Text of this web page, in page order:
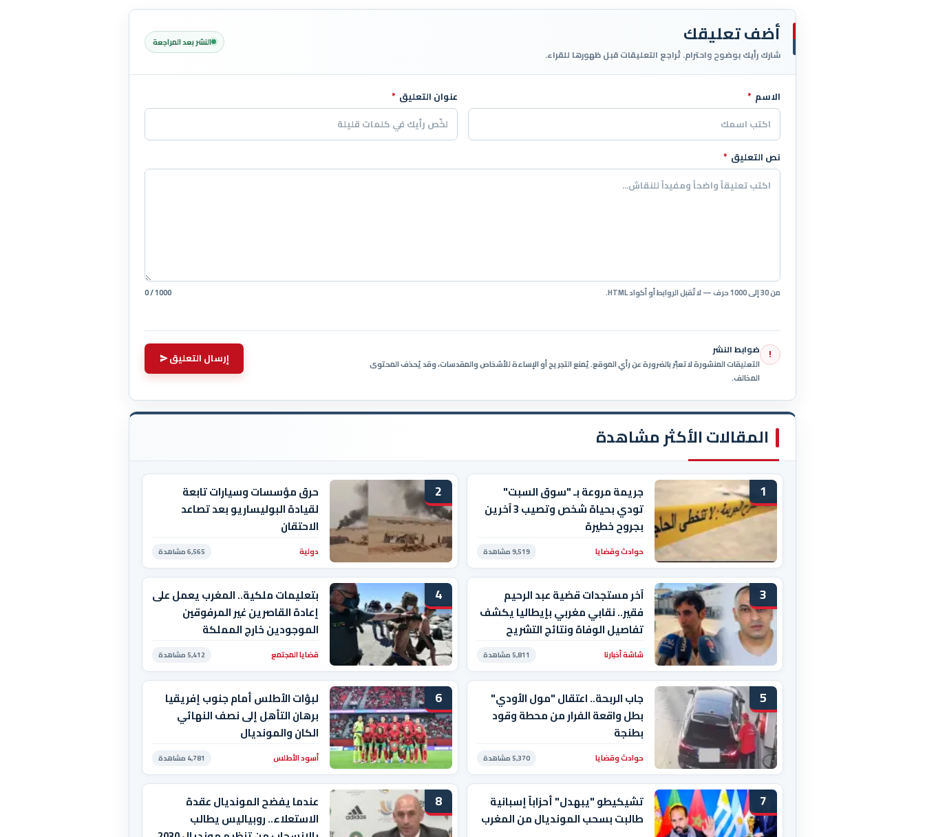
أضف تعليقك
شارك رأيك بوضوح واحترام. تُراجع التعليقات قبل ظهورها للقراء.
النشر بعد المراجعة
اترك هذا الحقل فارغاً
الاسم * عنوان التعليق *
نص التعليق *
من 30 إلى 1000 حرف — لا تُقبل الروابط أو أكواد HTML. 0 / 1000
! ضوابط النشر
التعليقات المنشورة لا تعبّر بالضرورة عن رأي الموقع. يُمنع التجريح أو الإساءة للأشخاص والمقدسات، وقد يُحذف المحتوى
المخالف.
إرسال التعليق
المقالات الأكثر مشاهدة
1
جريمة مروعة بـ "سوق السبت"
تودي بحياة شخص وتصيب 3 آخرين
بجروح خطيرة
حوادث وقضايا 9,519 مشاهدة
2
حرق مؤسسات وسيارات تابعة
لقيادة البوليساريو بعد تصاعد
الاحتقان
دولية 6,565 مشاهدة
3
آخر مستجدات قضية عبد الرحيم
فقير.. نقابي مغربي بإيطاليا يكشف
تفاصيل الوفاة ونتائج التشريح
شاشة أخبارنا 5,811 مشاهدة
4
بتعليمات ملكية.. المغرب يعمل على
إعادة القاصرين غير المرفوقين
الموجودين خارج المملكة
قضايا المجتمع 5,412 مشاهدة
5
جاب الربحة.. اعتقال "مول الأودي"
بطل واقعة الفرار من محطة وقود
بطنجة
حوادث وقضايا 5,370 مشاهدة
6
لبؤات الأطلس أمام جنوب إفريقيا
برهان التأهل إلى نصف النهائي
الكان والمونديال
أسود الأطلس 4,781 مشاهدة
7
تشيكيطو "يبهدل" أحزاباً إسبانية
طالبت بسحب المونديال من المغرب
8
عندما يفضح المونديال عقدة
الاستعلاء.. روبياليس يطالب